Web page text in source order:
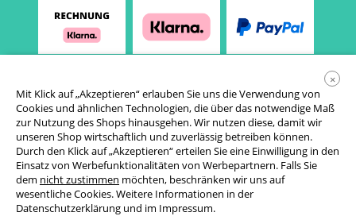
AGB
Datenschutzerklärung
×
Mit Klick auf „Akzeptieren“ erlauben Sie uns die Verwendung von
Cookies und ähnlichen Technologien, die über das notwendige Maß
zur Nutzung des Shops hinausgehen. Wir nutzen diese, damit wir
unseren Shop wirtschaftlich und zuverlässig betreiben können.
Durch den Klick auf „Akzeptieren“ erteilen Sie eine Einwilligung in den
Einsatz von Werbefunktionalitäten von Werbepartnern. Falls Sie
dem nicht zustimmen möchten, beschränken wir uns auf
wesentliche Cookies. Weitere Informationen in der
Datenschutzerklärung und im Impressum.